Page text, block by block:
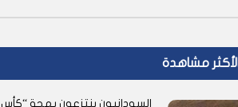
مشاهدة
السودانيون ينتزعون بهجة “كأس